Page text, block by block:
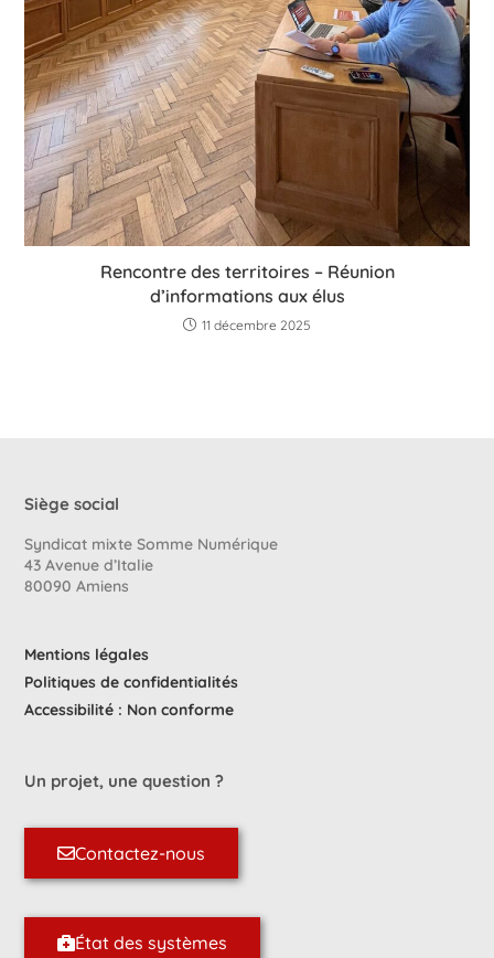
Rencontre des territoires – Réunion
d’informations aux élus
11 décembre 2025
Siège social
Syndicat mixte Somme Numérique
43 Avenue d’Italie
80090 Amiens
Mentions légales
Politiques de confidentialités
Accessibilité : Non conforme
Un projet, une question ?
Contactez-nous
État des systèmes